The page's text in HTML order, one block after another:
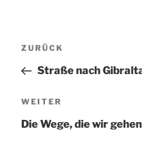
Beitragsnavigation
Vorheriger
Beitrag
ZURÜCK
Straße nach
Nächster
Beitrag
WEITER
Die Wege, die wir gehen